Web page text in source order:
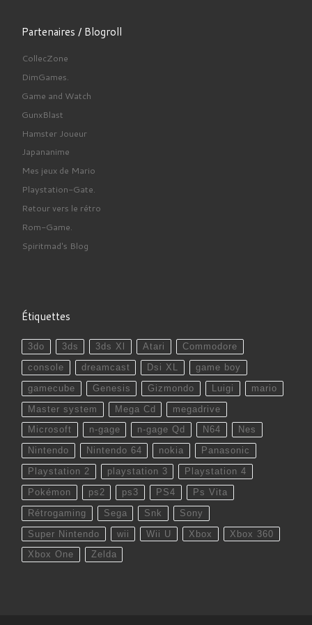
Partenaires / Blogroll
CollecZone
DimGames.
Game and Watch
GunxBlast
Hamster Joueur
Japananime
Mes jeux de Mario
Playstation-Gate.
Retour vers le rétro
Rom-Game.
Spiritmad's Blog
Étiquettes
3do 3ds 3ds Xl Atari Commodore
console dreamcast Dsi XL game boy
gamecube Genesis Gizmondo Luigi mario
Master system Mega Cd megadrive
Microsoft n-gage n-gage Qd N64 Nes
Nintendo Nintendo 64 nokia Panasonic
Playstation 2 playstation 3 Playstation 4
Pokémon ps2 ps3 PS4 Ps Vita
Rétrogaming Sega Snk Sony
Super Nintendo wii Wii U Xbox Xbox 360
Xbox One Zelda